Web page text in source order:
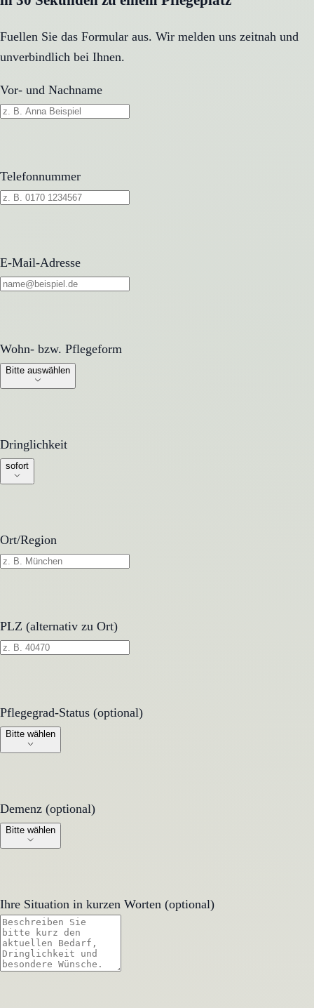
Fuellen Sie das Formular aus. Wir melden uns zeitnah und
unverbindlich bei Ihnen.
Vor- und Nachname
Telefonnummer
E-Mail-Adresse
Wohn- bzw. Pflegeform
Wohn- bzw. Pflegeform
Bitte auswählen
Dringlichkeit
Dringlichkeit
sofort
Ort/Region
PLZ (alternativ zu Ort)
Pflegegrad-Status (optional)
Pflegegrad-Status (optional)
Bitte wählen
Demenz (optional)
Demenz (optional)
Bitte wählen
Ihre Situation in kurzen Worten (optional)